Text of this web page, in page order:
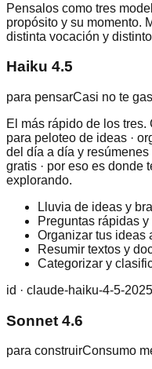
Pensalos como tres
propósito y su momento.
distinta vocación y
Haiku 4.5
para pensarCasi no te
El más rápido de los tres.
para peloteo de ideas ·
del día a día y
gratis · por eso es donde
explorando.
Lluvia de ideas y
Preguntas rápidas
Organizar tus ideas
Resumir textos y
Categorizar y
id · claude-haiku-4-5-
Sonnet 4.6
para construirConsumo